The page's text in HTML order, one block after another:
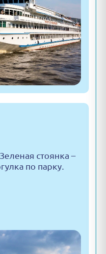
стоянка –
по парку.